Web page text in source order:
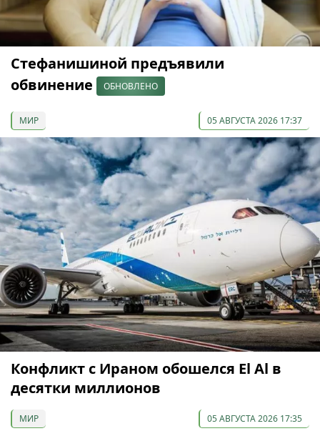
Стефанишиной предъявили
обвинение
ОБНОВЛЕНО
МИР 05 АВГУСТА 2026 17:37
Конфликт с Ираном обошелся El Al в
десятки миллионов
МИР 05 АВГУСТА 2026 17:35